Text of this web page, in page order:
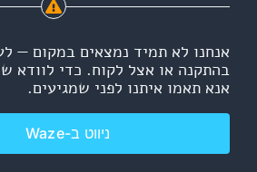
אנחנו לא תמיד נמצאים במקום —
בהתקנה או אצל לקוח. כדי לוודא
אנא תאמו איתנו לפני שמגיעים.
ניווט ב-Waze